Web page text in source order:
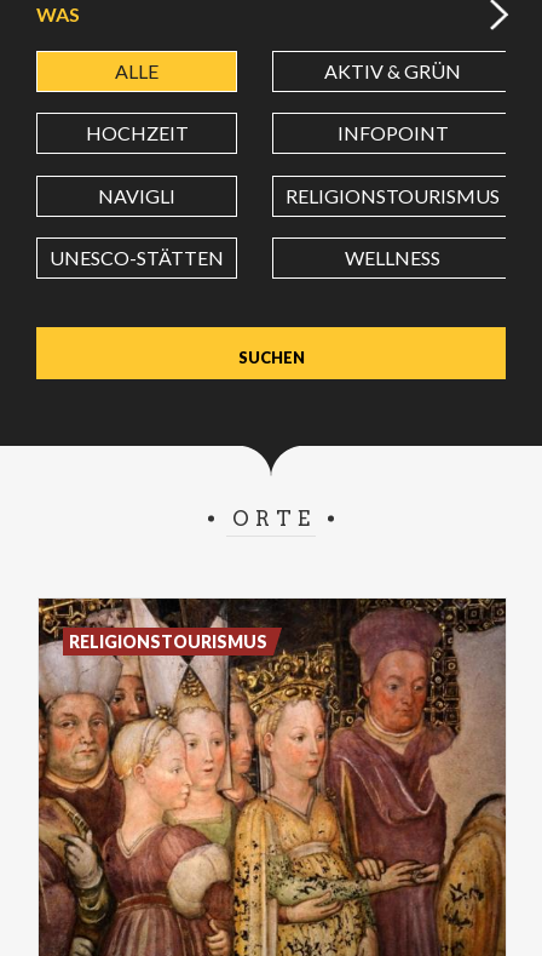
BREITENGRAD
LÄNGENGRAD
Wert in Dezimalgrad. Punkt (.) als Dezimalzeichen
WAS
ALLE AKTIV & GRÜN
HOCHZEIT INFOPOINT
NAVIGLI RELIGIONSTOURISMUS
UNESCO-STÄTTEN WELLNESS
ORTE
RELIGIONSTOURISMUS